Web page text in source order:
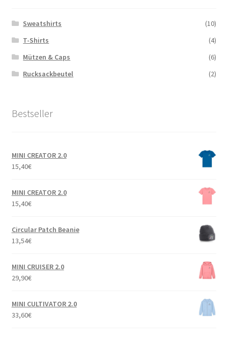
Sweatshirts
(10)
T-Shirts
(4)
Mützen & Caps
(6)
Rucksackbeutel
(2)
Bestseller
MINI CREATOR 2.0
15,40€
MINI CREATOR 2.0
15,40€
Circular Patch Beanie
13,54€
MINI CRUISER 2.0
29,90€
MINI CULTIVATOR 2.0
33,60€